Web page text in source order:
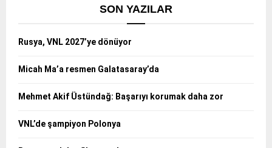
SON YAZILAR
Rusya, VNL 2027’ye dönüyor
Micah Ma’a resmen Galatasaray’da
Mehmet Akif Üstündağ: Başarıyı korumak daha zor
VNL’de şampiyon Polonya